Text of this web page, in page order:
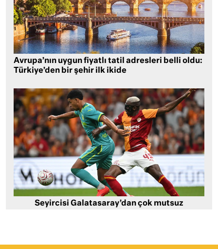
Avrupa’nın uygun fiyatlı tatil adresleri belli oldu:
Türkiye’den bir şehir ilk ikide
Seyircisi Galatasaray’dan çok mutsuz